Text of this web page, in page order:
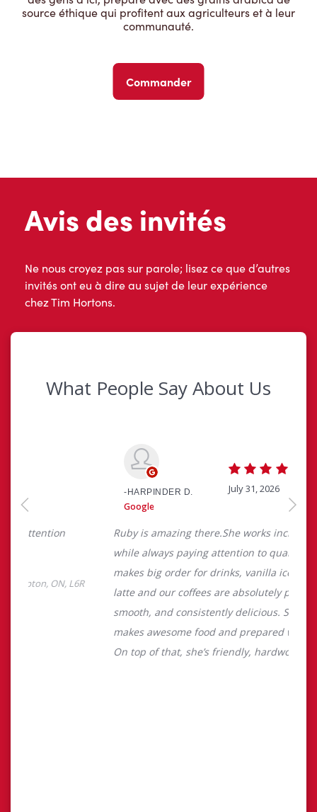
source éthique qui profitent aux agriculteurs et à leur
communauté.
Commander
Avis des invités
Ne nous croyez pas sur parole; lisez ce que d’autres
invités ont eu à dire au sujet de leur expérience
chez Tim Hortons.